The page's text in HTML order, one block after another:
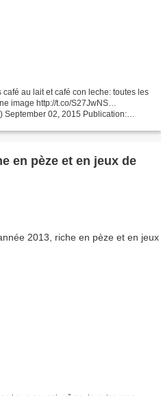
au lait et café con leche: toutes les
image http://t.co/S27JwNS…
September 02, 2015 Publication:
en pèze et en jeux de